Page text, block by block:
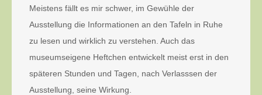
Meistens fällt es mir schwer, im Gewühle der
Ausstellung die Informationen an den Tafeln in Ruhe
zu lesen und wirklich zu verstehen. Auch das
museumseigene Heftchen entwickelt meist erst in den
späteren Stunden und Tagen, nach Verlasssen der
Ausstellung, seine Wirkung.